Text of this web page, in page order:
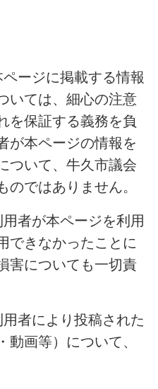
ページに掲載する情報
いては、細心の注意
を保証する義務を負
が本ページの情報を
ついて、牛久市議会
のではありません。
用者が本ページを利用
できなかったことに
害についても一切責
用者により投稿された
動画等）について、